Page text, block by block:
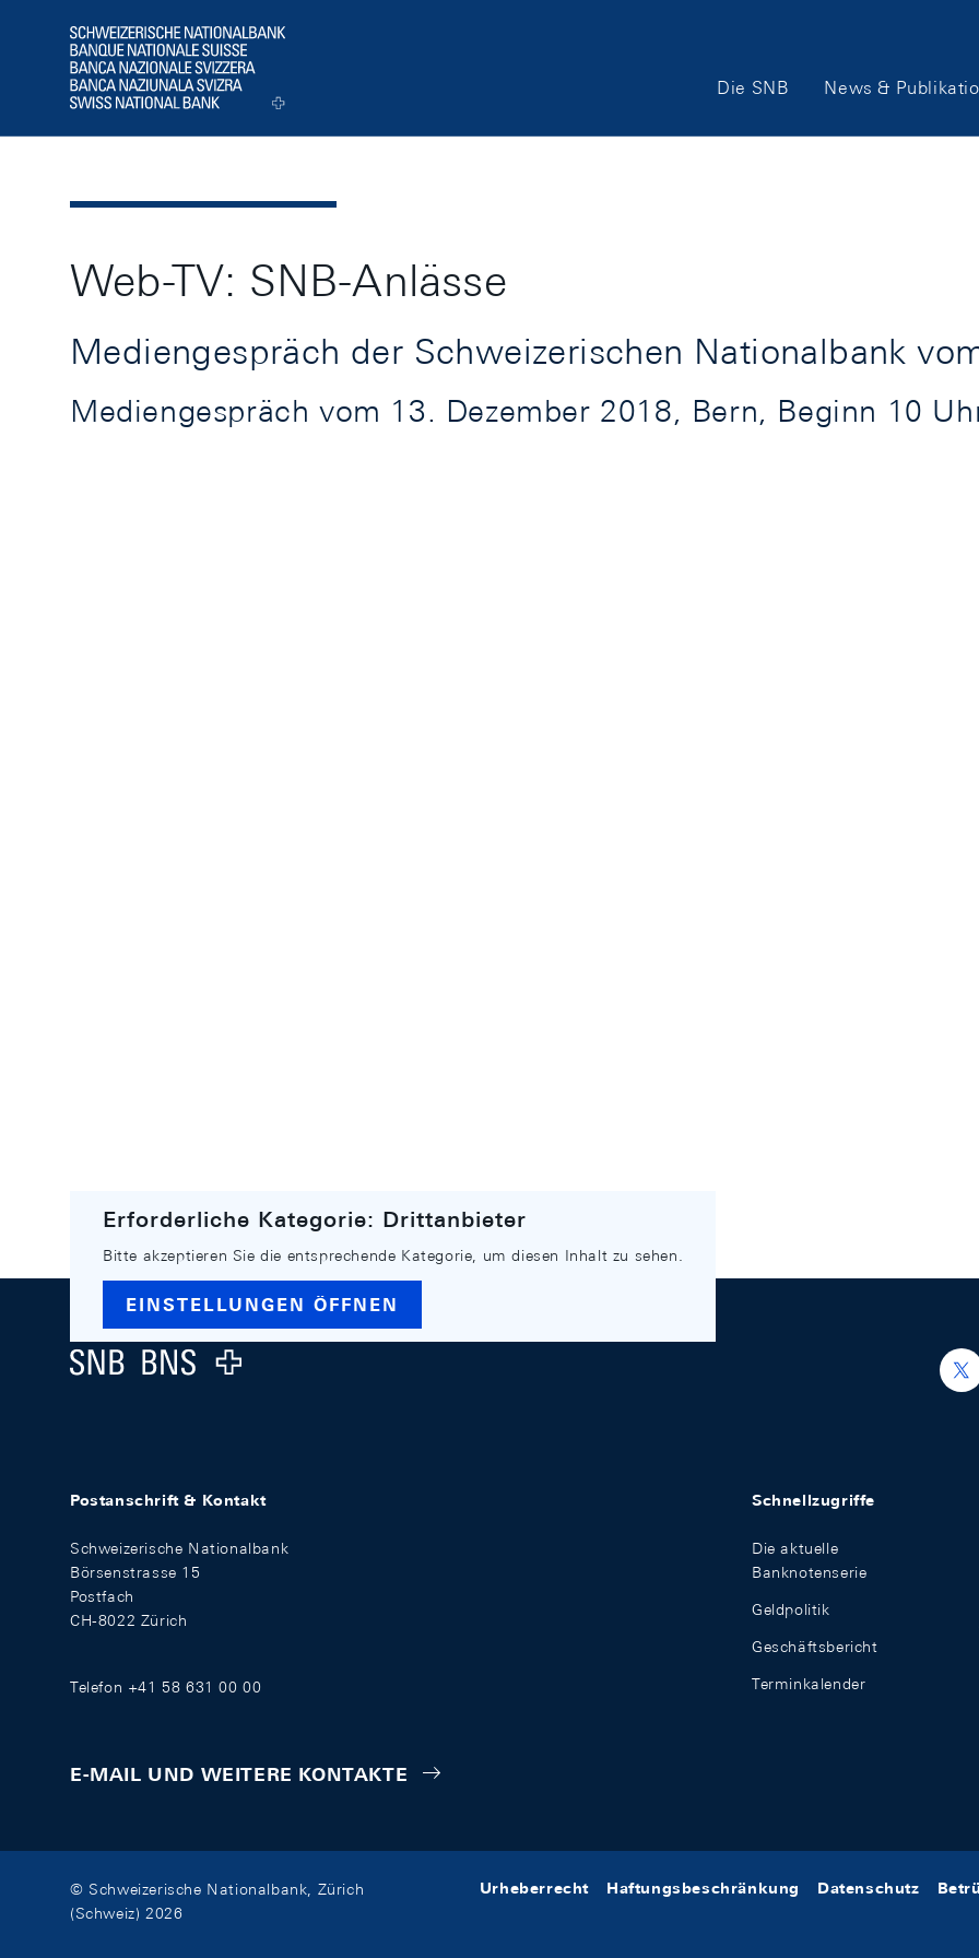
Logo
Hauptnavigation
Die SNB News &
Web-TV: SNB-Anlässe
Mediengespräch der Schweizerischen Nationalbank
Mediengespräch vom 13. Dezember 2018, Bern, Beginn 10
Erforderliche Kategorie: Drittanbieter
Bitte akzeptieren Sie die entsprechende Kategorie, um diesen Inhalt zu sehen.
EINSTELLUNGEN ÖFFNEN
Footer
Logo
Postanschrift & Kontakt
Schweizerische Nationalbank
Börsenstrasse 15
Postfach
CH-8022 Zürich
Telefon +41 58 631 00 00
E-MAIL UND WEITERE KONTAKTE
Schnellzugriffe
Die aktuelle
Banknotenserie
Geldpolitik
Geschäftsbericht
Terminkalender
© Schweizerische Nationalbank, Zürich
(Schweiz) 2026
Urheberrecht Haftungsbeschränkung Datenschutz